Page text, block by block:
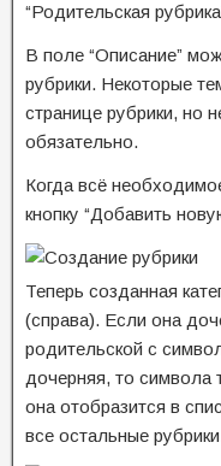
“Родительская
В поле “Описание”
рубрики. Некоторые
странице рубрики, но
обязательно.
Когда всё
кнопку “Добавить
Теперь созданная
(справа). Если она
родительской с
дочерняя, то символа
она отобразится в
все остальные